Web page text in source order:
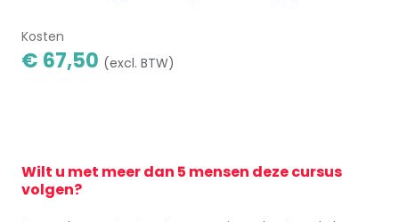
Kosten
€ 67,50 (excl. BTW)
Wilt u met meer dan 5 mensen deze cursus
volgen?